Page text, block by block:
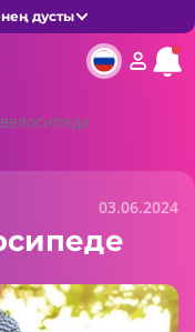
дусты
03.06.2024